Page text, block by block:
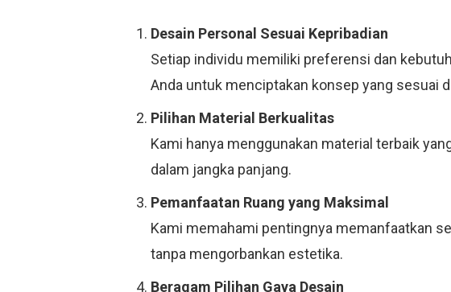
Desain Personal Sesuai Kepribadian
Setiap individu memiliki preferensi dan
Anda untuk menciptakan konsep yang sesuai
Pilihan Material Berkualitas
Kami hanya menggunakan material terbaik
dalam jangka panjang.
Pemanfaatan Ruang yang Maksimal
Kami memahami pentingnya memanfaatkan
tanpa mengorbankan estetika.
Beragam Pilihan Gaya Desain